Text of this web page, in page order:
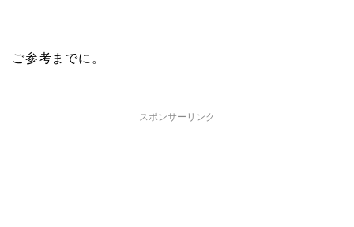
ご参考までに。
スポンサーリンク